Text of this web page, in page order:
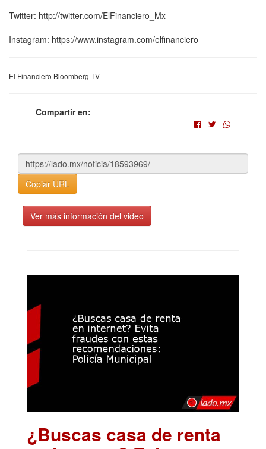
Twitter: http://twitter.com/ElFinanciero_Mx
Instagram: https://www.instagram.com/elfinanciero
El Financiero Bloomberg TV
Compartir en:
Copiar URL
Ver más información del video
¿Buscas casa de renta